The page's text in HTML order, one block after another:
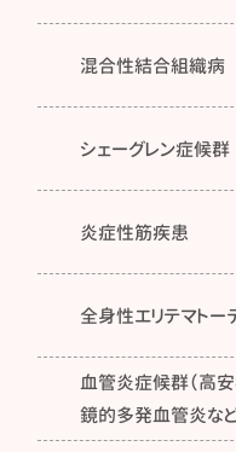
混合性結合組織病
シェーグレン症候群
炎症性筋疾患
全身性エリテマトー
血管炎症候群（高
鏡的多発血管炎など